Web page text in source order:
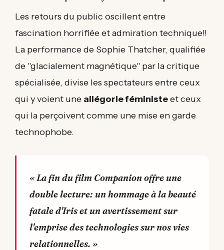
Les retours du public oscillent entre
fascination horrifiée et admiration technique!!
La performance de Sophie Thatcher, qualifiée
de "glacialement magnétique" par la critique
spécialisée, divise les spectateurs entre ceux
qui y voient une allégorie féministeet ceux
qui la perçoivent comme une mise en garde
technophobe.
« La fin du film Companion offre une
double lecture: un hommage à la beauté
fatale d'Iris et un avertissement sur
l'emprise des technologies sur nos vies
relationnelles. »